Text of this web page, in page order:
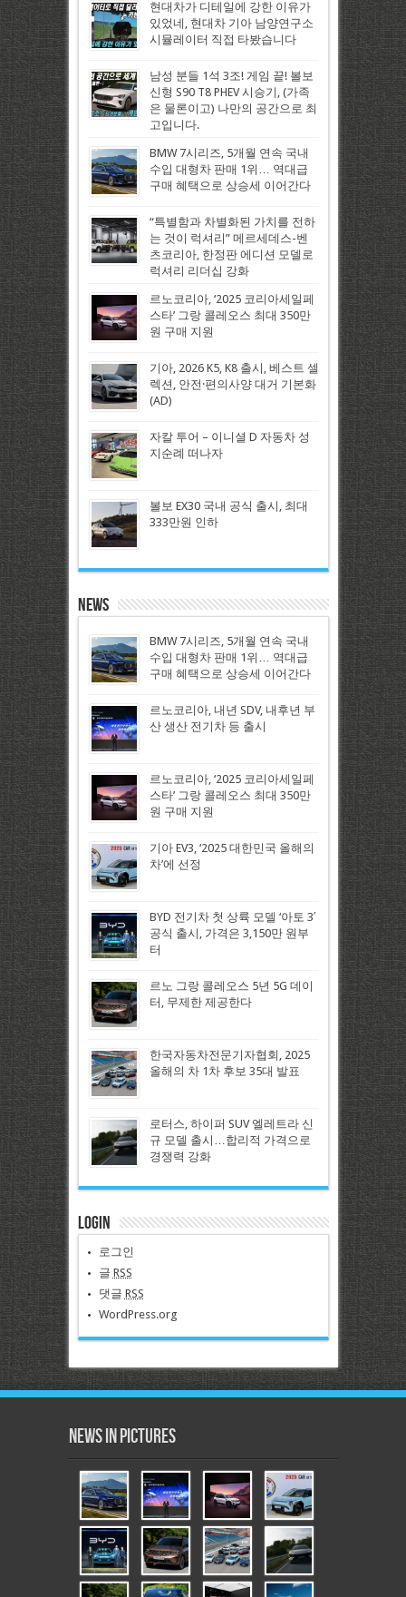
현대차가 디테일에 강한 이유가
있었네, 현대차 기아 남양연구소
시뮬레이터 직접 타봤습니다
남성 분들 1석 3조! 게임 끝! 볼보
신형 S90 T8 PHEV 시승기, (가족
은 물론이고) 나만의 공간으로 최
고입니다.
BMW 7시리즈, 5개월 연속 국내
수입 대형차 판매 1위… 역대급
구매 혜택으로 상승세 이어간다
“특별함과 차별화된 가치를 전하
는 것이 럭셔리” 메르세데스-벤
츠코리아, 한정판 에디션 모델로
럭셔리 리더십 강화
르노코리아, ‘2025 코리아세일페
스타’ 그랑 콜레오스 최대 350만
원 구매 지원
기아, 2026 K5, K8 출시, 베스트 셀
렉션, 안전·편의사양 대거 기본화
(AD)
자칼 투어 – 이니셜 D 자동차 성
지순례 떠나자
볼보 EX30 국내 공식 출시, 최대
333만원 인하
News
BMW 7시리즈, 5개월 연속 국내
수입 대형차 판매 1위… 역대급
구매 혜택으로 상승세 이어간다
르노코리아, 내년 SDV, 내후년 부
산 생산 전기차 등 출시
르노코리아, ‘2025 코리아세일페
스타’ 그랑 콜레오스 최대 350만
원 구매 지원
기아 EV3, ‘2025 대한민국 올해의
차’에 선정
BYD 전기차 첫 상륙 모델 ‘아토 3′
공식 출시, 가격은 3,150만 원부
터
르노 그랑 콜레오스 5년 5G 데이
터, 무제한 제공한다
한국자동차전문기자협회, 2025
올해의 차 1차 후보 35대 발표
로터스, 하이퍼 SUV 엘레트라 신
규 모델 출시…합리적 가격으로
경쟁력 강화
Login
로그인
글 RSS
댓글 RSS
WordPress.org
News in Pictures